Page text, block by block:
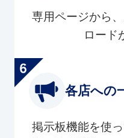
専用ページから
ロード
各店への
掲示板機能を使